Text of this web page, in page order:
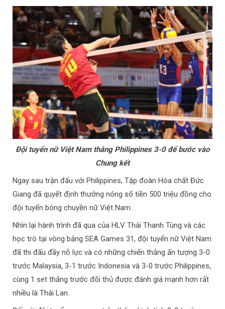
Đội tuyển nữ Việt Nam thắng Philippines 3-0 để bước vào
Chung kết
Ngay sau trận đấu với Philippines, Tập đoàn Hóa chất Đức
Giang đã quyết định thưởng nóng số tiền 500 triệu đồng cho
đội tuyển bóng chuyền nữ Việt Nam.
Nhìn lại hành trình đã qua của HLV Thái Thanh Tùng và các
học trò tại vòng bảng SEA Games 31, đội tuyển nữ Việt Nam
đã thi đấu đầy nỗ lực và có những chiến thắng ấn tượng 3-0
trước Malaysia, 3-1 trước Indonesia và 3-0 trước Philippines,
cùng 1 set thắng trước đối thủ được đánh giá mạnh hơn rất
nhiều là Thái Lan.